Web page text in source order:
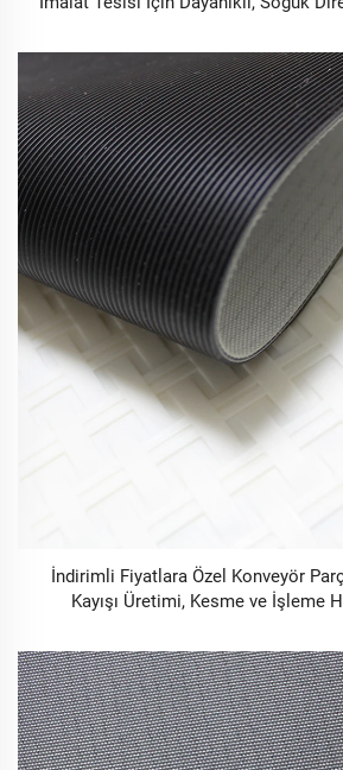
İndirimli Fiyatlara Özel Konveyör
Kayışı Üretimi, Kesme ve İşleme